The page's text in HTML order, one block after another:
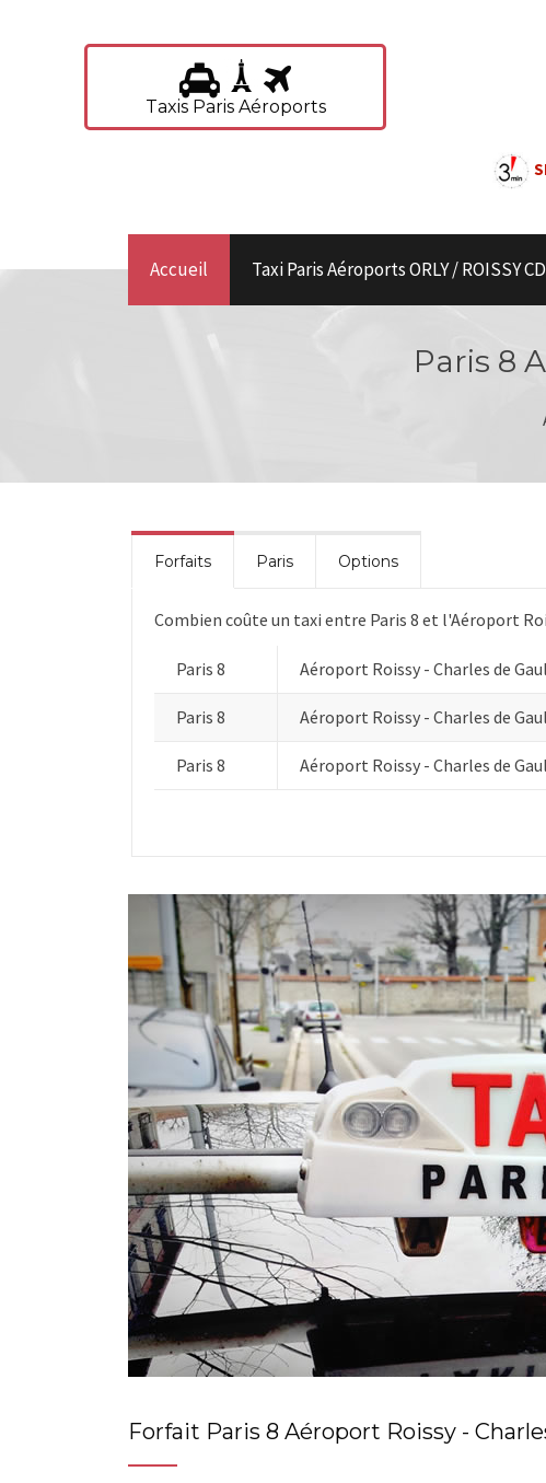
Taxis Paris Aéroports
Accueil Taxi Paris Aéroports ORLY / ROISSY
Paris 8
Forfaits Paris Options
Combien coûte un taxi entre Paris 8 et l'Aéroport
Paris 8 Aéroport Roissy - Charles de
Paris 8 Aéroport Roissy - Charles de
Paris 8 Aéroport Roissy - Charles de
Forfait Paris 8 Aéroport Roissy -